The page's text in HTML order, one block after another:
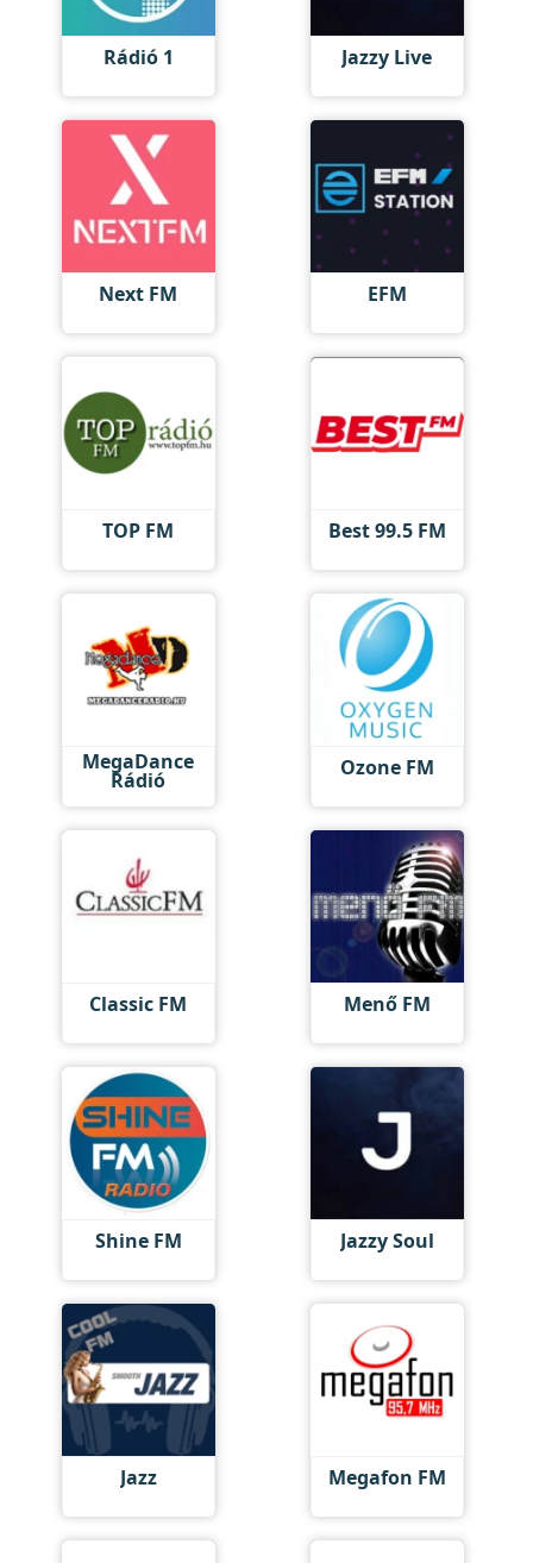
Rádió 1 Jazzy Live
Next FM EFM
TOP FM Best 99.5 FM
MegaDance
Rádió Ozone FM
Classic FM Menő FM
Shine FM Jazzy Soul
Jazz Megafon FM